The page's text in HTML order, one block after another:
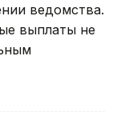
ведомства.
выплаты не